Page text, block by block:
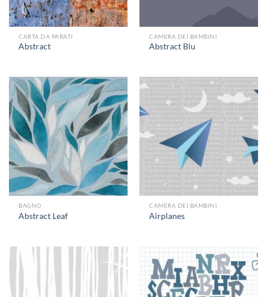
CARTA DA PARATI
Abstract
CAMERA DEI BAMBINI
Abstract Blu
BAGNO
Abstract Leaf
CAMERA DEI BAMBINI
Airplanes